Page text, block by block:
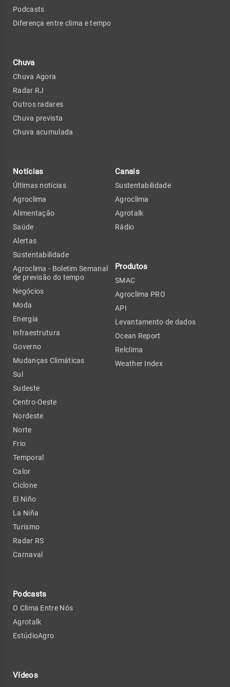
Podcasts
Diferença entre clima e tempo
Chuva
Chuva Agora
Radar RJ
Outros radares
Chuva prevista
Chuva acumulada
Notícias
Últimas notícias
Agroclima
Alimentação
Saúde
Alertas
Sustentabilidade
Agroclima - Boletim Semanal
de previsão do tempo
Negócios
Moda
Energia
Infraestrutura
Governo
Mudanças Climáticas
Sul
Sudeste
Centro-Oeste
Nordeste
Norte
Frio
Temporal
Calor
Ciclone
El Niño
La Niña
Turismo
Radar RS
Carnaval
Podcasts
O Clima Entre Nós
Agrotalk
EstúdioAgro
Vídeos
Canais
Sustentabilidade
Agroclima
Agrotalk
Rádio
Produtos
SMAC
Agroclima PRO
API
Levantamento de dados
Ocean Report
Relclima
Weather Index